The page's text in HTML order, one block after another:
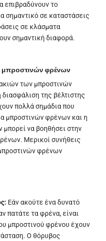
επιβραδύνουν το
σημαντικό σε καταστάσεις
σε κλάσματα
σημαντική διαφορά.
μπροστινών φρένων
των μπροστινών
της βέλτιστης
πολλά σημάδια που
μπροστινών φρένων και η
να βοηθήσει στην
Μερικοί συνήθεις
φρένων
Εάν ακούτε ένα δυνατό
πατάτε τα φρένα, είναι
μπροστινού φρένου έχουν
Ο θόρυβος